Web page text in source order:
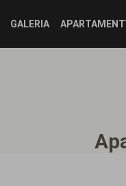
GALERIA